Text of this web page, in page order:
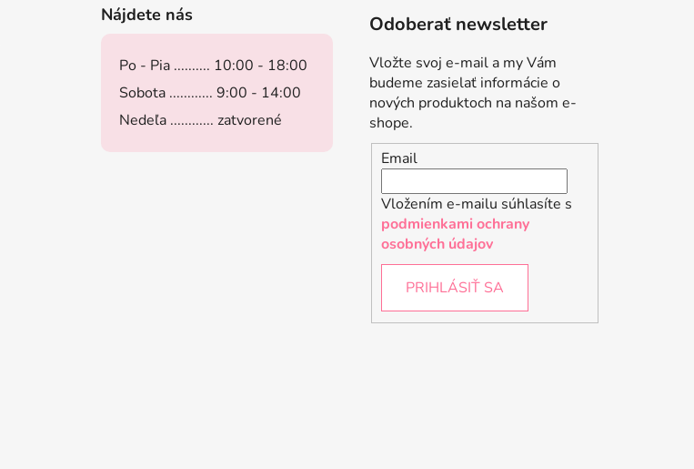
Nájdete nás
Po - Pia .......... 10:00 - 18:00
Sobota ............ 9:00 - 14:00
Nedeľa ............ zatvorené
Odoberať newsletter
Vložte svoj e-mail a my Vám
budeme zasielať informácie o
nových produktoch na našom e-
shope.
Email
Vložením e-mailu súhlasíte s
podmienkami ochrany
osobných údajov
PRIHLÁSIŤ SA